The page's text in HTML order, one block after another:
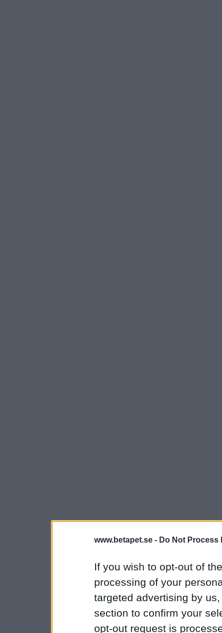
www.betapet.se - Do Not Process
If you wish to opt-out of
processing of your
targeted advertising by
section to confirm your
opt-out request is